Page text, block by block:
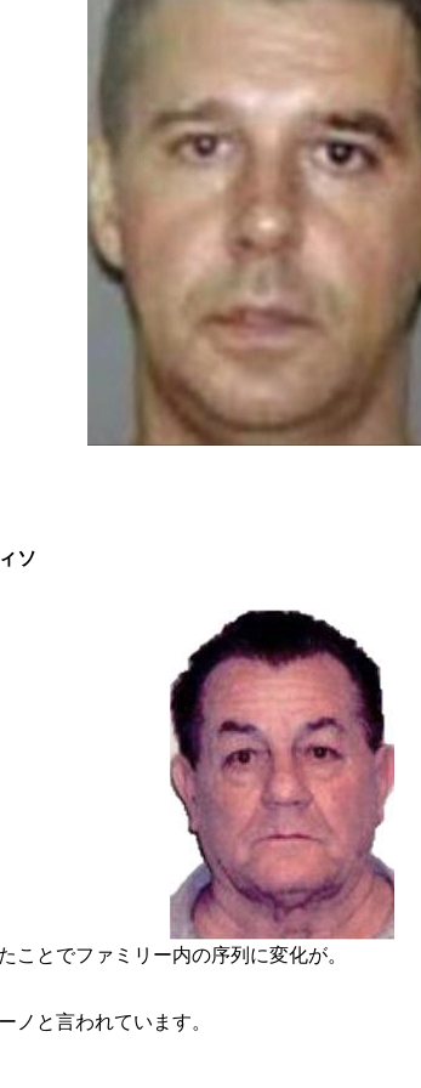
ソ
ことでファミリー内の序列に変化が。
ノと言われています。